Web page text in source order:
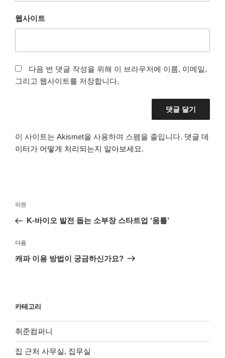
웹사이트
다음 번 댓글 작성을 위해 이 브라우저에 이름, 이메일,
그리고 웹사이트를 저장합니다.
이 사이트는 Akismet을 사용하여 스팸을 줄입니다. 댓글 데
이터가 어떻게 처리되는지 알아보세요.
색
이
전
이전
K-바이오 발전 돕는 소부장 스타트업 ‘움틀’
다
음
다음
캐파 이용 방법이 궁금하신가요?
카테고리
취준컴퍼니
집 근처 사무실, 집무실